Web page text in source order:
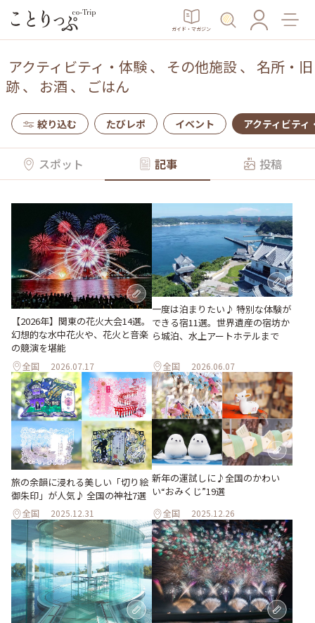
ガイド・マガジン
アクティビティ・体験、 その他施設、 名所・旧
跡、 お酒 、 ごはん
絞り込む たびレポ イベント アクティビティ
スポット 記事 投稿
【2026年】関東の花火大会14選。
幻想的な水中花火や、花火と音楽
の競演を堪能
全国 2026.07.17
一度は泊まりたい♪ 特別な体験が
できる宿11選。世界遺産の宿坊か
ら城泊、水上アートホテルまで
全国 2026.06.07
旅の余韻に浸れる美しい「切り絵
御朱印」が人気♪ 全国の神社7選
全国 2025.12.31
新年の運試しに♪全国のかわい
い“おみくじ”19選
全国 2025.12.26